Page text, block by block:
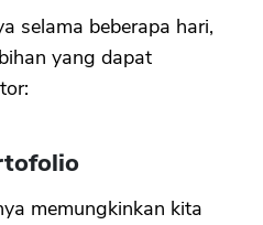
selama beberapa hari,
yang dapat
memungkinkan kita